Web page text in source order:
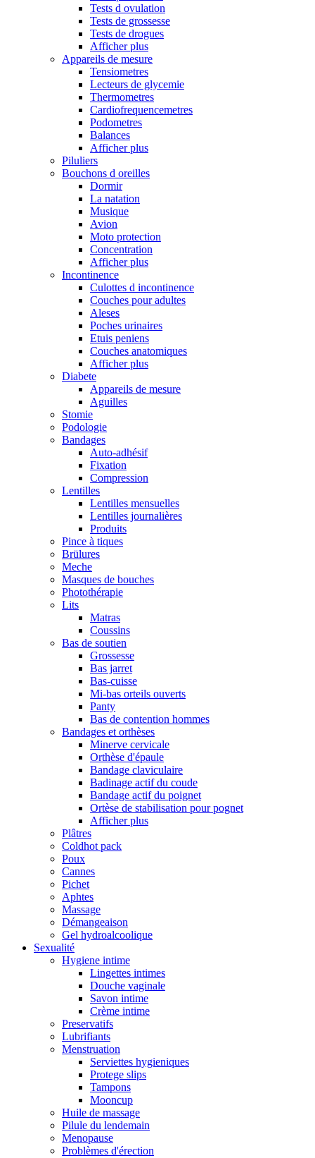
Tests d ovulation
Tests de grossesse
Tests de drogues
Afficher plus
Appareils de mesure
Tensiometres
Lecteurs de glycemie
Thermometres
Cardiofrequencemetres
Podometres
Balances
Afficher plus
Piluliers
Bouchons d oreilles
Dormir
La natation
Musique
Avion
Moto protection
Concentration
Afficher plus
Incontinence
Culottes d incontinence
Couches pour adultes
Aleses
Poches urinaires
Etuis peniens
Couches anatomiques
Afficher plus
Diabete
Appareils de mesure
Aguilles
Stomie
Podologie
Bandages
Auto-adhésif
Fixation
Compression
Lentilles
Lentilles mensuelles
Lentilles journalières
Produits
Pince à tiques
Brülures
Meche
Masques de bouches
Photothérapie
Lits
Matras
Coussins
Bas de soutien
Grossesse
Bas jarret
Bas-cuisse
Mi-bas orteils ouverts
Panty
Bas de contention hommes
Bandages et orthèses
Minerve cervicale
Orthèse d'épaule
Bandage claviculaire
Badinage actif du coude
Bandage actif du poignet
Ortèse de stabilisation pour pognet
Afficher plus
Plâtres
Coldhot pack
Poux
Cannes
Pichet
Aphtes
Massage
Démangeaison
Gel hydroalcoolique
Sexualité
Hygiene intime
Lingettes intimes
Douche vaginale
Savon intime
Crème intime
Preservatifs
Lubrifiants
Menstruation
Serviettes hygieniques
Protege slips
Tampons
Mooncup
Huile de massage
Pilule du lendemain
Menopause
Problèmes d'érection